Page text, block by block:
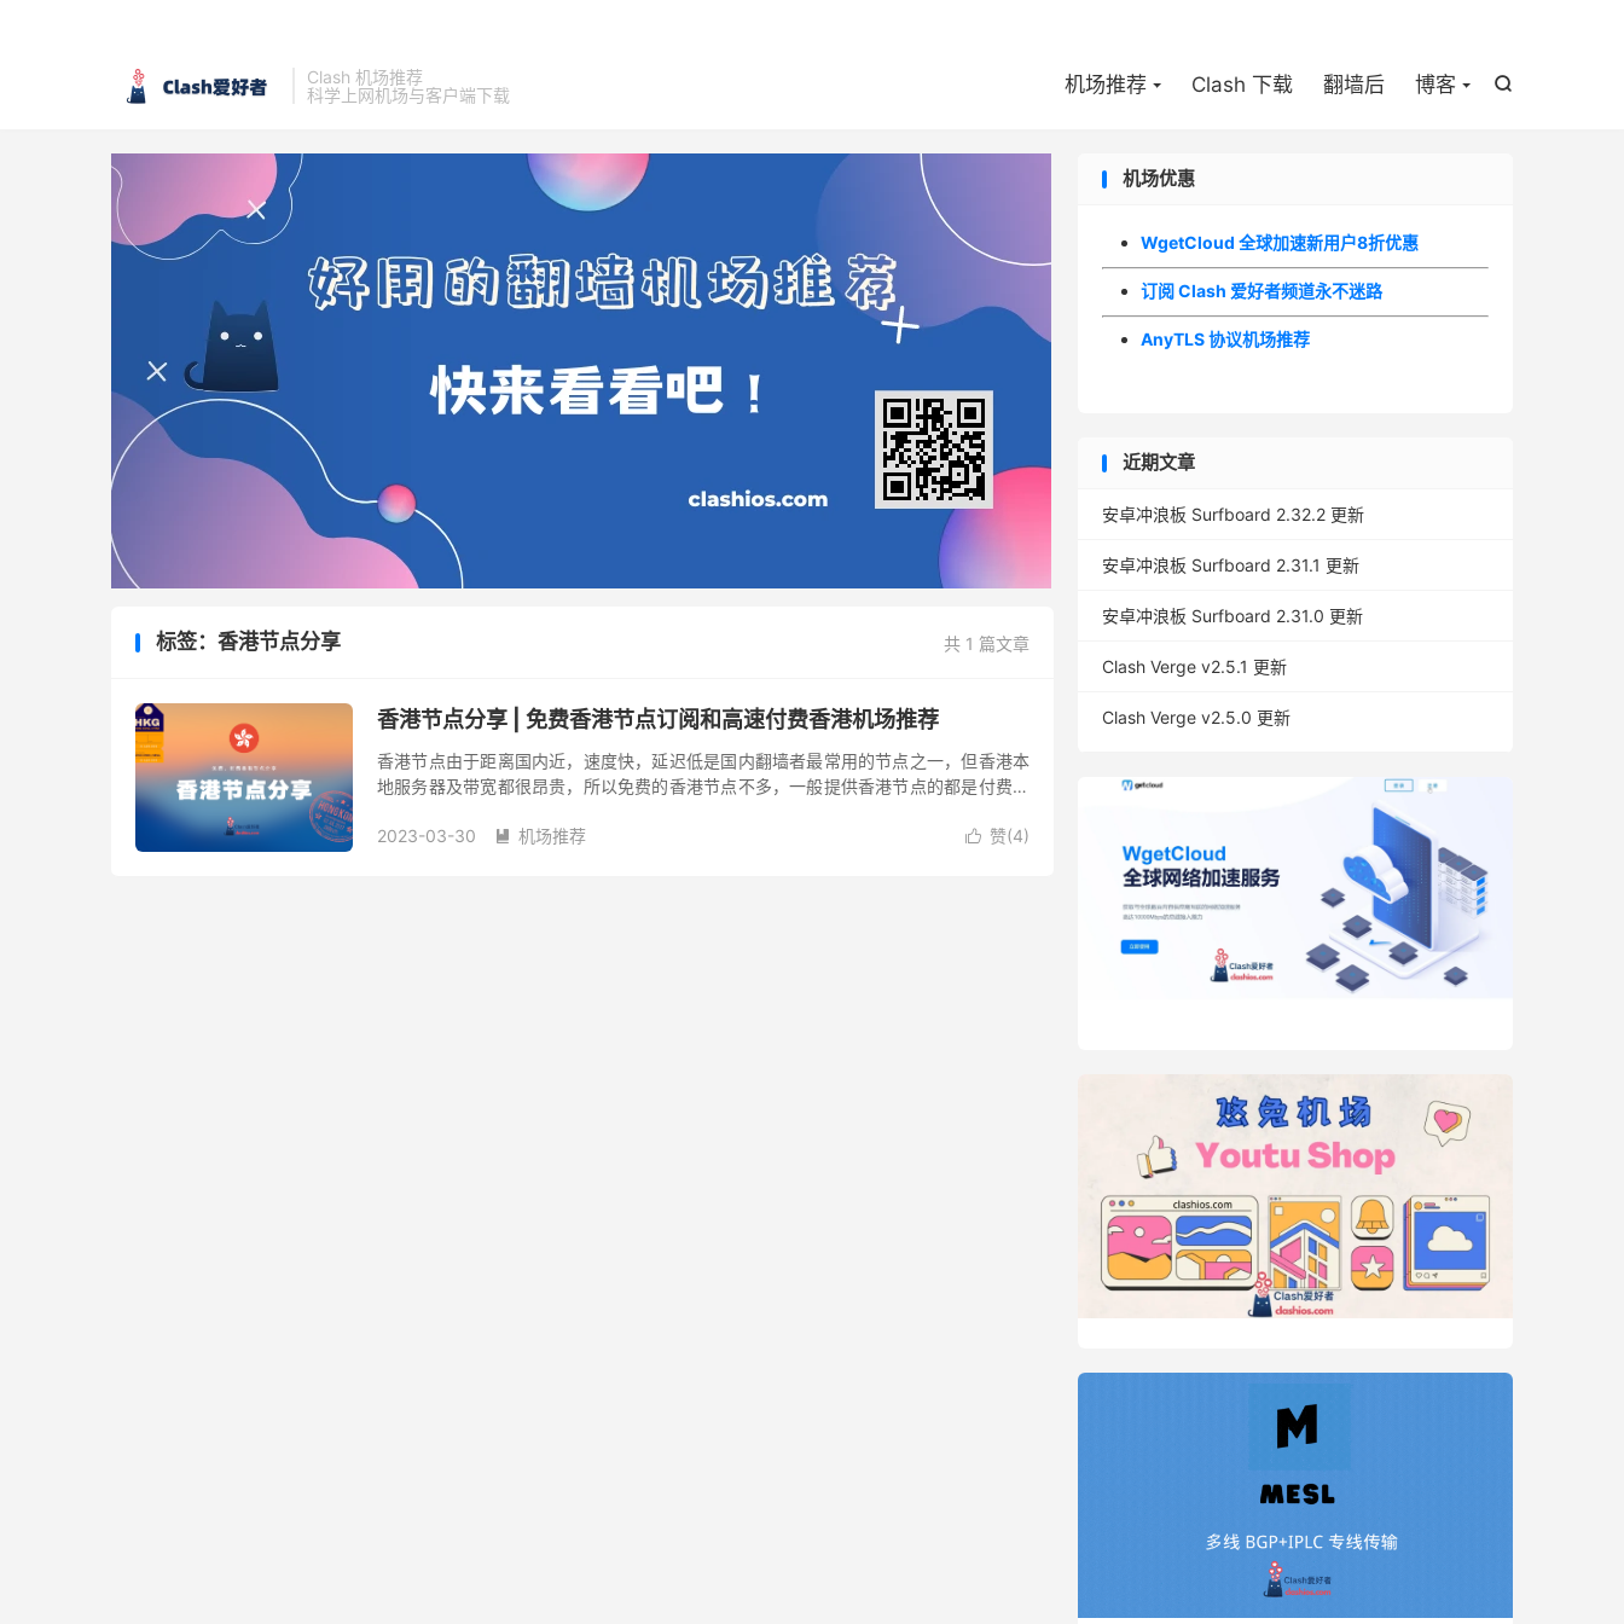
Clash 机场推荐
科学上网机场与客户端下载

机场推荐 Clash 下载 翻墙后 博客
共 1 篇文章
标签：香港节点分享
香港节点分享 | 免费香港节点订阅和高速付费香港机场推荐
香港节点由于距离国内近，速度快，延迟低是国内翻墙者最常用的节点之一，但香港本
地服务器及带宽都很昂贵，所以免费的香港节点不多，一般提供香港节点的都是付费机
 赞(4)
2023-03-30  机场推荐
机场优惠
WgetCloud 全球加速新用户8折优惠
订阅 Clash 爱好者频道永不迷路
AnyTLS 协议机场推荐
近期文章
安卓冲浪板 Surfboard 2.32.2 更新
安卓冲浪板 Surfboard 2.31.1 更新
安卓冲浪板 Surfboard 2.31.0 更新
Clash Verge v2.5.1 更新
Clash Verge v2.5.0 更新